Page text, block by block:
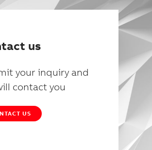
us
your inquiry and
contact you
US